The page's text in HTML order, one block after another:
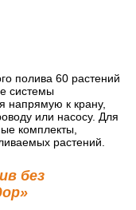
полива 60 растений
системы
напрямую к крану,
или насосу. Для
комплекты,
растений.
без